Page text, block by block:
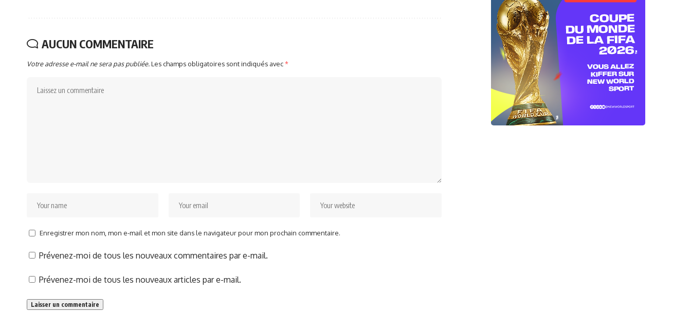
AUCUN COMMENTAIRE
Votre adresse e-mail ne sera pas publiée.Les champs obligatoires sont indiqués avec*
Enregistrer mon nom, mon e-mail et mon site dans le navigateur pour mon prochain commentaire.
Prévenez-moi de tous les nouveaux commentaires par e-mail.
Prévenez-moi de tous les nouveaux articles par e-mail.